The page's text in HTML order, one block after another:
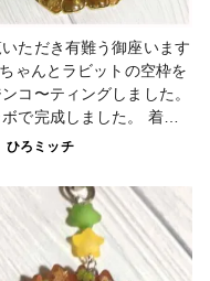
いただき有難う御座います
ゃんとラビットの空枠を
コ〜ティングしました。
で完成しました。 着色
じ茶色にしました。^ - ^
さんの方はリバーシブルで
インも違います。 めっち
愛い仕上がりとなってま
ひろミッチ